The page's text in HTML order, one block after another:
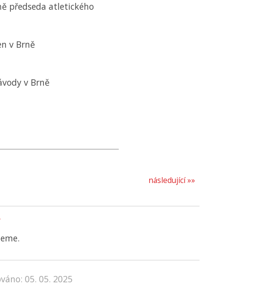
předseda atletického
v Brně
v Brně
následující »»
05. 05. 2025